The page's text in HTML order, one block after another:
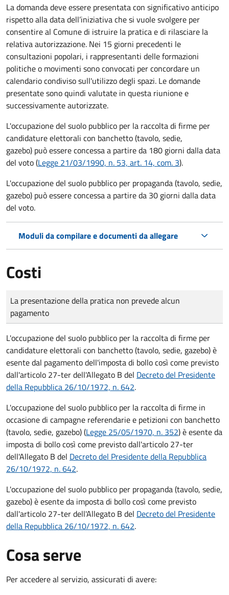
La domanda deve essere presentata con significativo anticipo
rispetto alla data dell’iniziativa che si vuole svolgere per
consentire al Comune di istruire la pratica e di rilasciare la
relativa autorizzazione. Nei 15 giorni precedenti le
consultazioni popolari, i rappresentanti delle formazioni
politiche o movimenti sono convocati per concordare un
calendario condiviso sull'utilizzo degli spazi. Le domande
presentate sono quindi valutate in questa riunione e
successivamente autorizzate.
L'occupazione del suolo pubblico per la raccolta di firme per
candidature elettorali con banchetto (tavolo, sedie,
gazebo) può essere concessa a partire da 180 giorni dalla data
del voto (Legge 21/03/1990, n. 53, art. 14, com. 3).
L'occupazione del suolo pubblico per propaganda (tavolo, sedie,
gazebo) può essere concessa a partire da 30 giorni dalla data
del voto.
Moduli da compilare e documenti da allegare
Costi
Tipo di pagamento
Importo
La presentazione della pratica non prevede alcun
pagamento
L'occupazione del suolo pubblico per la raccolta di firme per
candidature elettorali con banchetto (tavolo, sedie, gazebo) è
esente dal pagamento dell'imposta di bollo così come previsto
dall'articolo 27-ter dell'Allegato B del Decreto del Presidente
della Repubblica 26/10/1972, n. 642.
L'occupazione del suolo pubblico per la raccolta di firme in
occasione di campagne referendarie e petizioni con banchetto
(tavolo, sedie, gazebo) (Legge 25/05/1970, n. 352) è esente da
imposta di bollo così come previsto dall'articolo 27-ter
dell'Allegato B del Decreto del Presidente della Repubblica
26/10/1972, n. 642.
L'occupazione del suolo pubblico per propaganda (tavolo, sedie,
gazebo) è esente da imposta di bollo così come previsto
dall'articolo 27-ter dell'Allegato B del Decreto del Presidente
della Repubblica 26/10/1972, n. 642.
Cosa serve
Per accedere al servizio, assicurati di avere: